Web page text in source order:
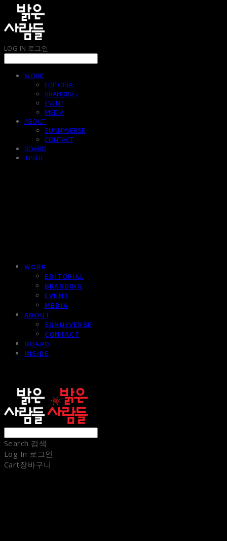
LOG IN 로그인
WORK
EDITORIAL
BRANDING
EVENT
MEDIA
ABOUT
SUNNYVERSE
CONTACT
BOARD
INSIDE
WORK
EDITORIAL
BRANDING
EVENT
MEDIA
ABOUT
SUNNYVERSE
CONTACT
BOARD
INSIDE
Search 검색
Log In 로그인
Cart장바구니